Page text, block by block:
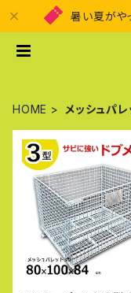
暑い夏がや
HOME メッシュパレ